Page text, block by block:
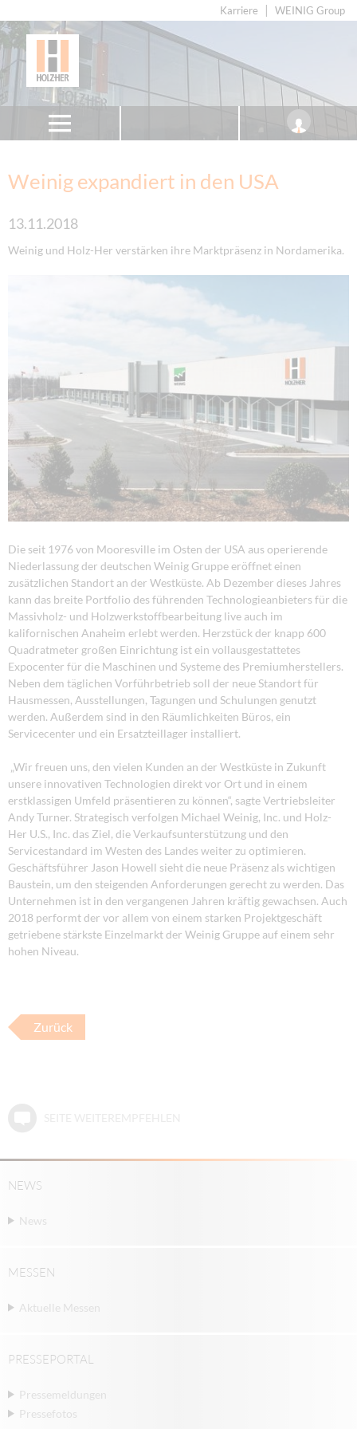
Karriere WEINIG Group
Weinig expandiert in den USA
13.11.2018
Weinig und Holz-Her verstärken ihre Marktpräsenz in Nordamerika.
Die seit 1976 von Mooresville im Osten der USA aus operierende
Niederlassung der deutschen Weinig Gruppe eröffnet einen
zusätzlichen Standort an der Westküste. Ab Dezember dieses Jahres
kann das breite Portfolio des führenden Technologieanbieters für die
Massivholz- und Holzwerkstoffbearbeitung live auch im
kalifornischen Anaheim erlebt werden. Herzstück der knapp 600
Quadratmeter großen Einrichtung ist ein vollausgestattetes
Expocenter für die Maschinen und Systeme des Premiumherstellers.
Neben dem täglichen Vorführbetrieb soll der neue Standort für
Hausmessen, Ausstellungen, Tagungen und Schulungen genutzt
werden. Außerdem sind in den Räumlichkeiten Büros, ein
Servicecenter und ein Ersatzteillager installiert.
„Wir freuen uns, den vielen Kunden an der Westküste in Zukunft
unsere innovativen Technologien direkt vor Ort und in einem
erstklassigen Umfeld präsentieren zu können“, sagte Vertriebsleiter
Andy Turner. Strategisch verfolgen Michael Weinig, Inc. und Holz-
Her U.S., Inc. das Ziel, die Verkaufsunterstützung und den
Servicestandard im Westen des Landes weiter zu optimieren.
Geschäftsführer Jason Howell sieht die neue Präsenz als wichtigen
Baustein, um den steigenden Anforderungen gerecht zu werden. Das
Unternehmen ist in den vergangenen Jahren kräftig gewachsen. Auch
2018 performt der vor allem von einem starken Projektgeschäft
getriebene stärkste Einzelmarkt der Weinig Gruppe auf einem sehr
hohen Niveau.
Zurück
NEWS
News
MESSEN
Aktuelle Messen
PRESSEPORTAL
Pressemeldungen
Pressefotos